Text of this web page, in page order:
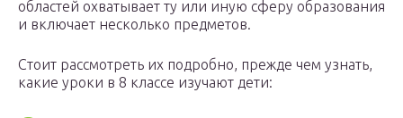
областей охватывает ту или иную сферу образования
и включает несколько предметов.
Стоит рассмотреть их подробно, прежде чем узнать,
какие уроки в 8 классе изучают дети: